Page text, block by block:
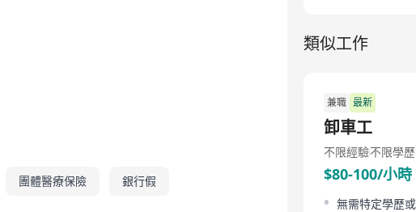
團體醫療保險 銀行假
類似工作
兼職 最新
卸車工
不限經驗不限學歷
$80-100/小時
無需特定學歷